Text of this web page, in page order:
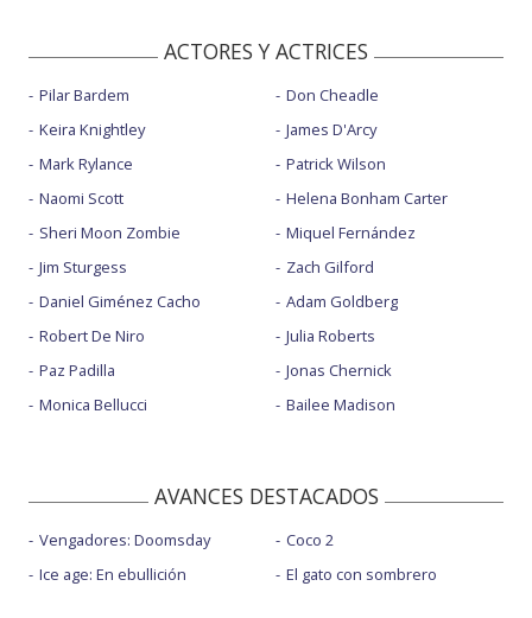
ACTORES Y ACTRICES
Pilar Bardem
Keira Knightley
Mark Rylance
Naomi Scott
Sheri Moon Zombie
Jim Sturgess
Daniel Giménez Cacho
Robert De Niro
Paz Padilla
Monica Bellucci
Don Cheadle
James D'Arcy
Patrick Wilson
Helena Bonham Carter
Miquel Fernández
Zach Gilford
Adam Goldberg
Julia Roberts
Jonas Chernick
Bailee Madison
AVANCES DESTACADOS
Vengadores: Doomsday
Ice age: En ebullición
Coco 2
El gato con sombrero